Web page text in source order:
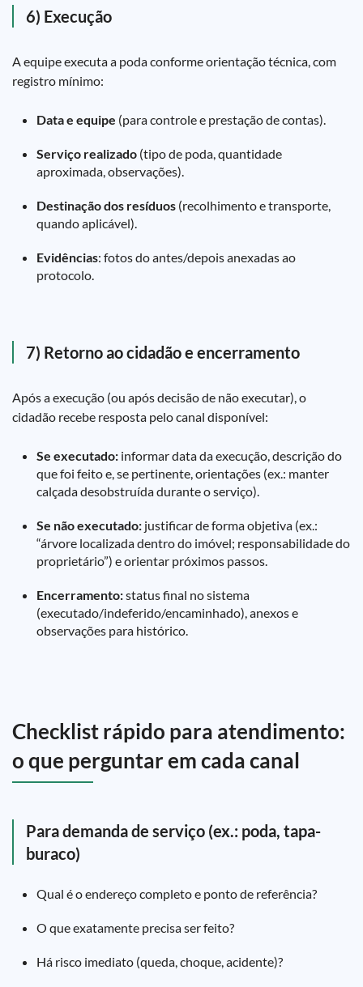
6) Execução
A equipe executa a poda conforme orientação técnica, com
registro mínimo:
Data e equipe (para controle e prestação de contas).
Serviço realizado (tipo de poda, quantidade
aproximada, observações).
Destinação dos resíduos (recolhimento e transporte,
quando aplicável).
Evidências: fotos do antes/depois anexadas ao
protocolo.
7) Retorno ao cidadão e encerramento
Após a execução (ou após decisão de não executar), o
cidadão recebe resposta pelo canal disponível:
Se executado: informar data da execução, descrição do
que foi feito e, se pertinente, orientações (ex.: manter
calçada desobstruída durante o serviço).
Se não executado: justificar de forma objetiva (ex.:
“árvore localizada dentro do imóvel; responsabilidade do
proprietário”) e orientar próximos passos.
Encerramento:status final no sistema
(executado/indeferido/encaminhado), anexos e
observações para histórico.
Checklist rápido para atendimento:
o que perguntar em cada canal
Para demanda de serviço (ex.: poda, tapa-
buraco)
Qual é o endereço completo e ponto de referência?
O que exatamente precisa ser feito?
Há risco imediato (queda, choque, acidente)?